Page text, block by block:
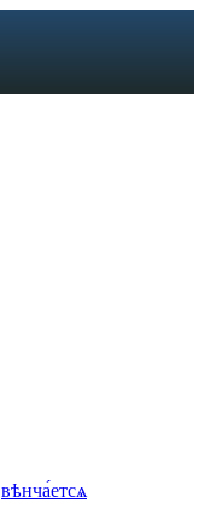
вѣнча́етсѧ